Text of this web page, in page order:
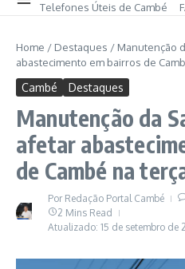
Telefones Úteis de Cambé
Home / Destaques / Manutenção
abastecimento em bairros de
Cambé Destaques
Manutenção da
afetar
de Cambé na
Por Redação Portal Cambé
2 Mins Read
Atualizado: 15 de setembro de